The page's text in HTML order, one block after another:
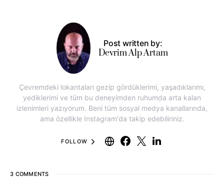
Post written by:
Devrim Alp Artam
Çevremdeki lokantaları gezip gördüklerimi, yaşadıklarımı,
yediklerimi ve tüm bu deneyimden ruhumda arta kalan
izlenimleri yazıyorum. Beni tüm sosyal medya kanallarında,
ama özellikle Instagram'da takip edebiliriniz.
FOLLOW
3 COMMENTS